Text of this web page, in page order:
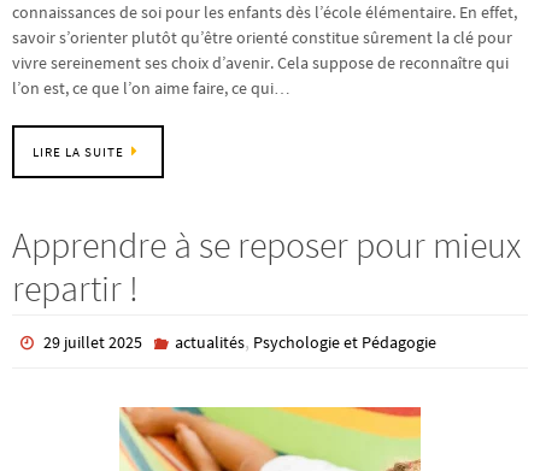
connaissances de soi pour les enfants dès l’école élémentaire. En effet,
savoir s’orienter plutôt qu’être orienté constitue sûrement la clé pour
vivre sereinement ses choix d’avenir. Cela suppose de reconnaître qui
l’on est, ce que l’on aime faire, ce qui…
LIRE LA SUITE
Apprendre à se reposer pour mieux
repartir !
29 juillet 2025 actualités, Psychologie et Pédagogie